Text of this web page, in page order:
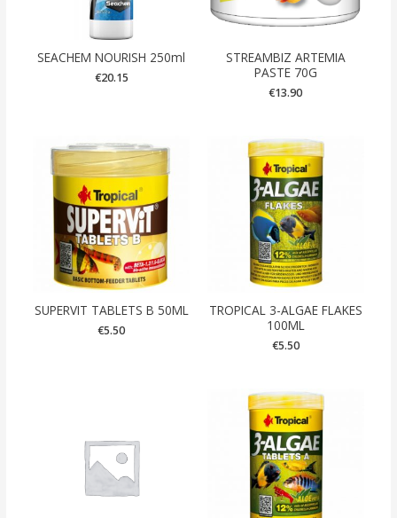
SEACHEM NOURISH 250ml
€20.15
STREAMBIZ ARTEMIA
PASTE 70G
€13.90
SUPERVIT TABLETS B 50ML
€5.50
TROPICAL 3-ALGAE FLAKES
100ML
€5.50